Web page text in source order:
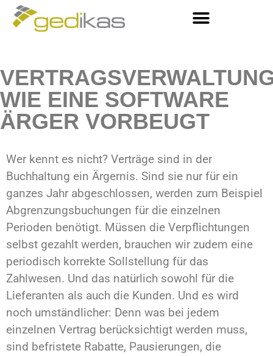
WIE EINE SOFTWARE
ÄRGER VORBEUGT
Wer kennt es nicht? Verträge sind in der
Buchhaltung ein Ärgernis. Sind sie nur für ein
ganzes Jahr abgeschlossen, werden zum Beispiel
Abgrenzungsbuchungen für die einzelnen
Perioden benötigt. Müssen die Verpflichtungen
selbst gezahlt werden, brauchen wir zudem eine
periodisch korrekte Sollstellung für das
Zahlwesen. Und das natürlich sowohl für die
Lieferanten als auch die Kunden. Und es wird
noch umständlicher: Denn was bei jedem
einzelnen Vertrag berücksichtigt werden muss,
sind befristete Rabatte, Pausierungen, die